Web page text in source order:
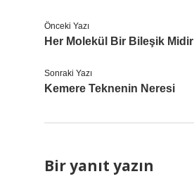
Önceki Yazı
Her Molekül Bir Bileşik Midir
Sonraki Yazı
Kemere Teknenin Neresi
Bir yanıt yazın